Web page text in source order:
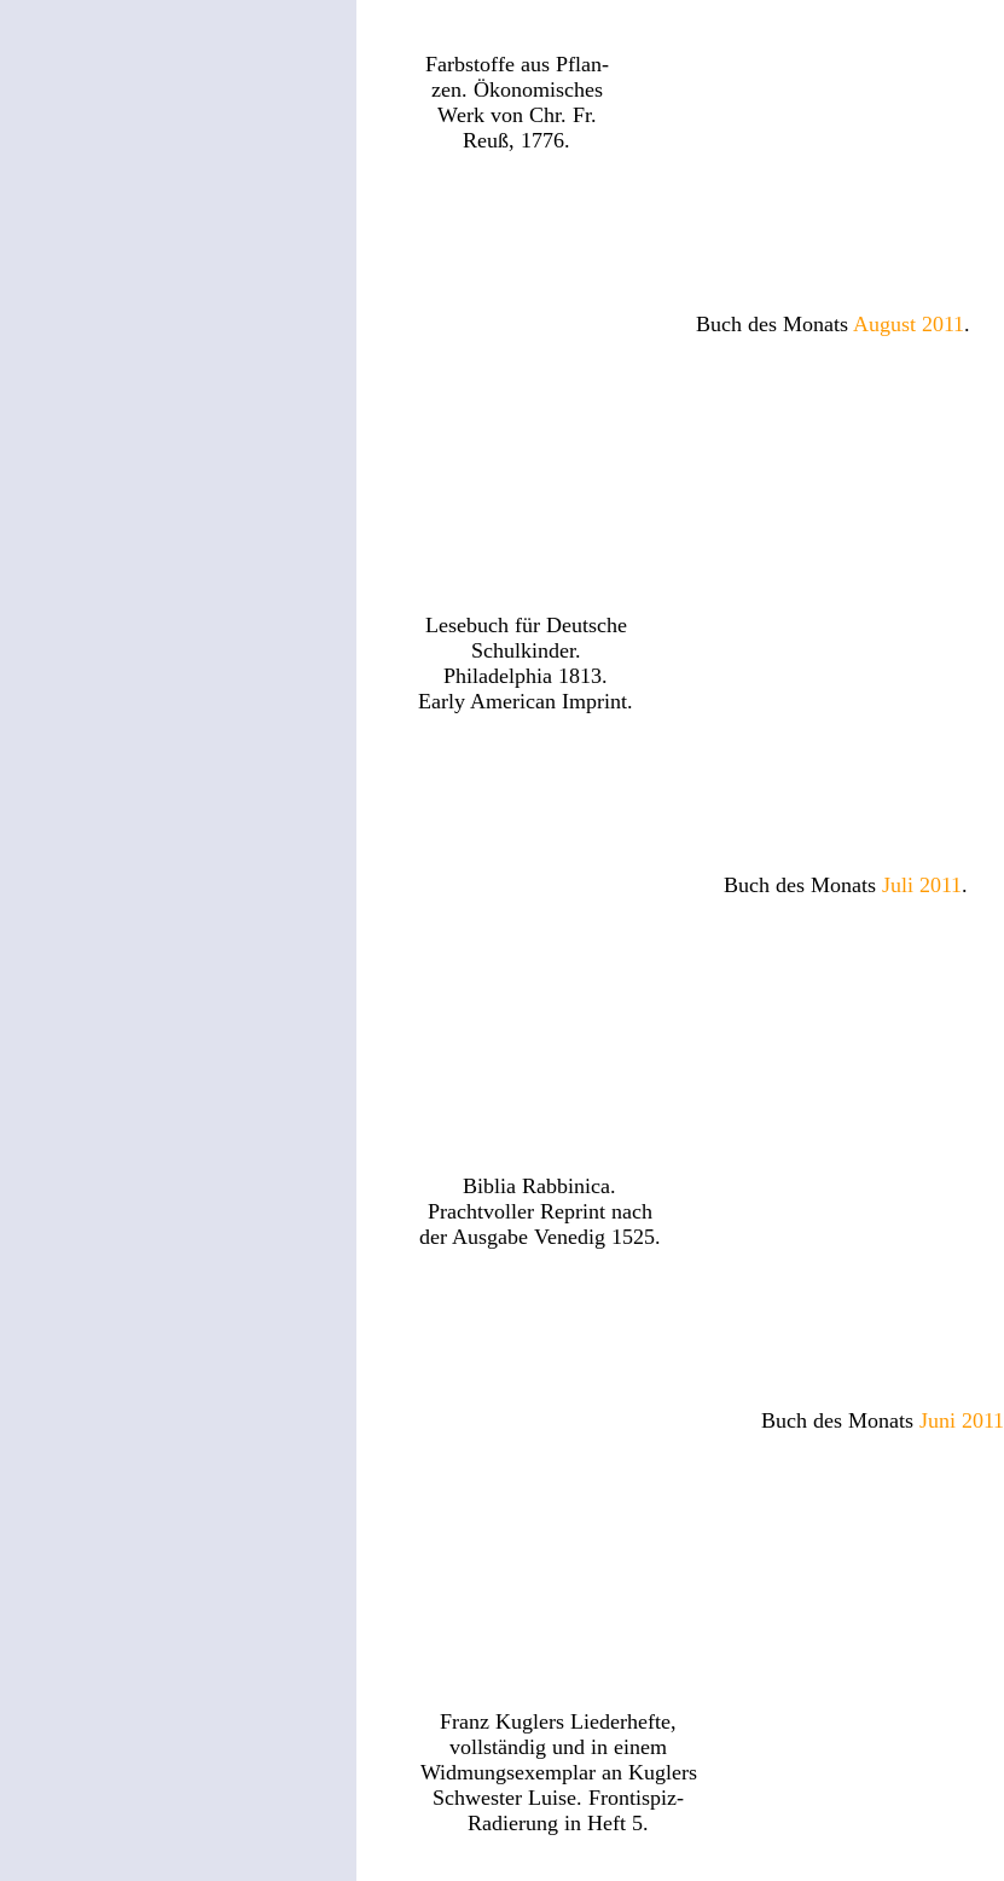
Farbstoffe aus Pflan-
zen. Ökonomisches
Werk von Chr. Fr.
Reuß, 1776.
Lesebuch für Deutsche
Schulkinder.
Philadelphia 1813.
Early American Imprint.
Buch des Monats August 2011.
Biblia Rabbinica.
Prachtvoller Reprint nach
der Ausgabe Venedig 1525.
Buch des Monats Juli 2011.
Franz Kuglers Liederhefte,
vollständig und in einem
Widmungsexemplar an Kuglers
Schwester Luise. Frontispiz-
Radierung in Heft 5.
Buch des Monats Juni 2011